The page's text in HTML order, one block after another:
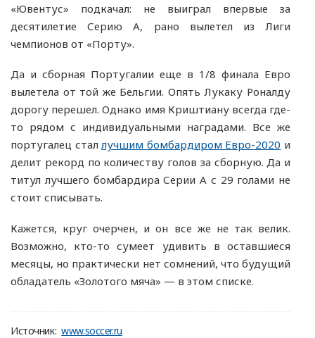
«Ювентус» подкачал: не выиграл впервые за
десятилетие Серию А, рано вылетел из Лиги
чемпионов от «Порту».
Да и сборная Португалии еще в 1/8 финала Евро
вылетела от той же Бельгии. Опять Лукаку Роналду
дорогу перешел. Однако имя Криштиану всегда где-
то рядом с индивидуальными наградами. Все же
португалец сталлучшим бомбардиром Евро-2020 и
делит рекорд по количеству голов за сборную. Да и
титул лучшего бомбардира Серии А с 29 голами не
стоит списывать.
Кажется, круг очерчен, и он все же не так велик.
Возможно, кто-то сумеет удивить в оставшиеся
месяцы, но практически нет сомнений, что будущий
обладатель «Золотого мяча» — в этом списке.
Источник: www.soccer.ru